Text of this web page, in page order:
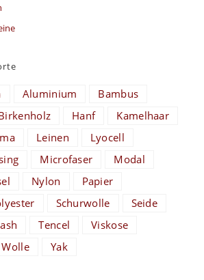
Aluminium
Bambus
Hanf
Kamelhaar
Leinen
Lyocell
Microfaser
Modal
Nylon
Papier
Schurwolle
Seide
Tencel
Viskose
Wolle Yak